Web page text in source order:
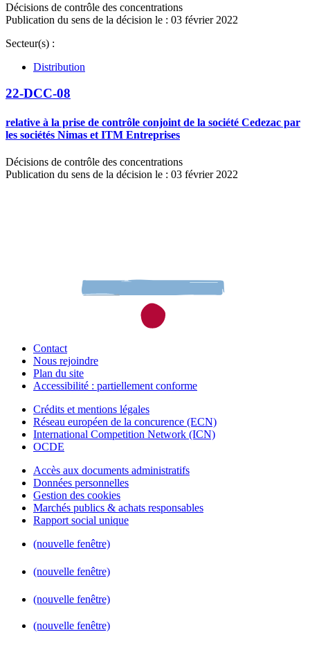
Décisions de contrôle des concentrations
Publication du sens de la décision le : 03 février 2022
Secteur(s) :
Distribution
22-DCC-08
relative à la prise de contrôle conjoint de la société Cedezac par
les sociétés Nimas et ITM Entreprises
Décisions de contrôle des concentrations
Publication du sens de la décision le : 03 février 2022
Contact
Nous rejoindre
Plan du site
Accessibilité : partiellement conforme
Crédits et mentions légales
Réseau européen de la concurence (ECN)
International Competition Network (ICN)
OCDE
Accès aux documents administratifs
Données personnelles
Gestion des cookies
Marchés publics & achats responsables
Rapport social unique
(nouvelle fenêtre)
(nouvelle fenêtre)
(nouvelle fenêtre)
(nouvelle fenêtre)